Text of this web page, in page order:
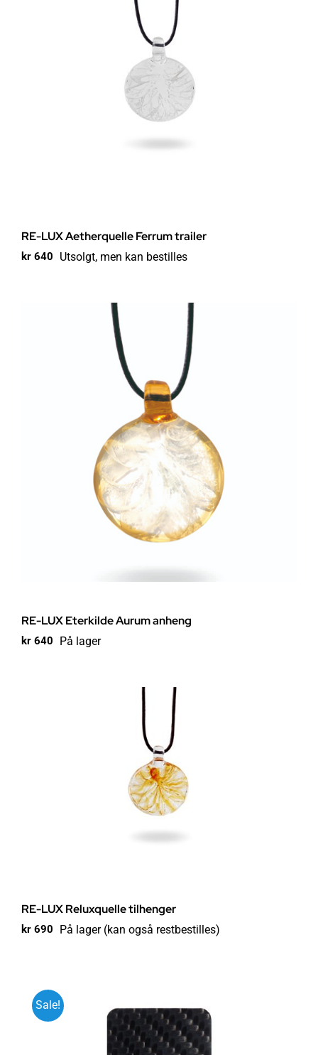
RE-LUX Aetherquelle Ferrum trailer
kr 640 Utsolgt, men kan bestilles
RE-LUX Eterkilde Aurum anheng
kr 640 På lager
RE-LUX Reluxquelle tilhenger
kr 690 På lager (kan også restbestilles)
Sale!